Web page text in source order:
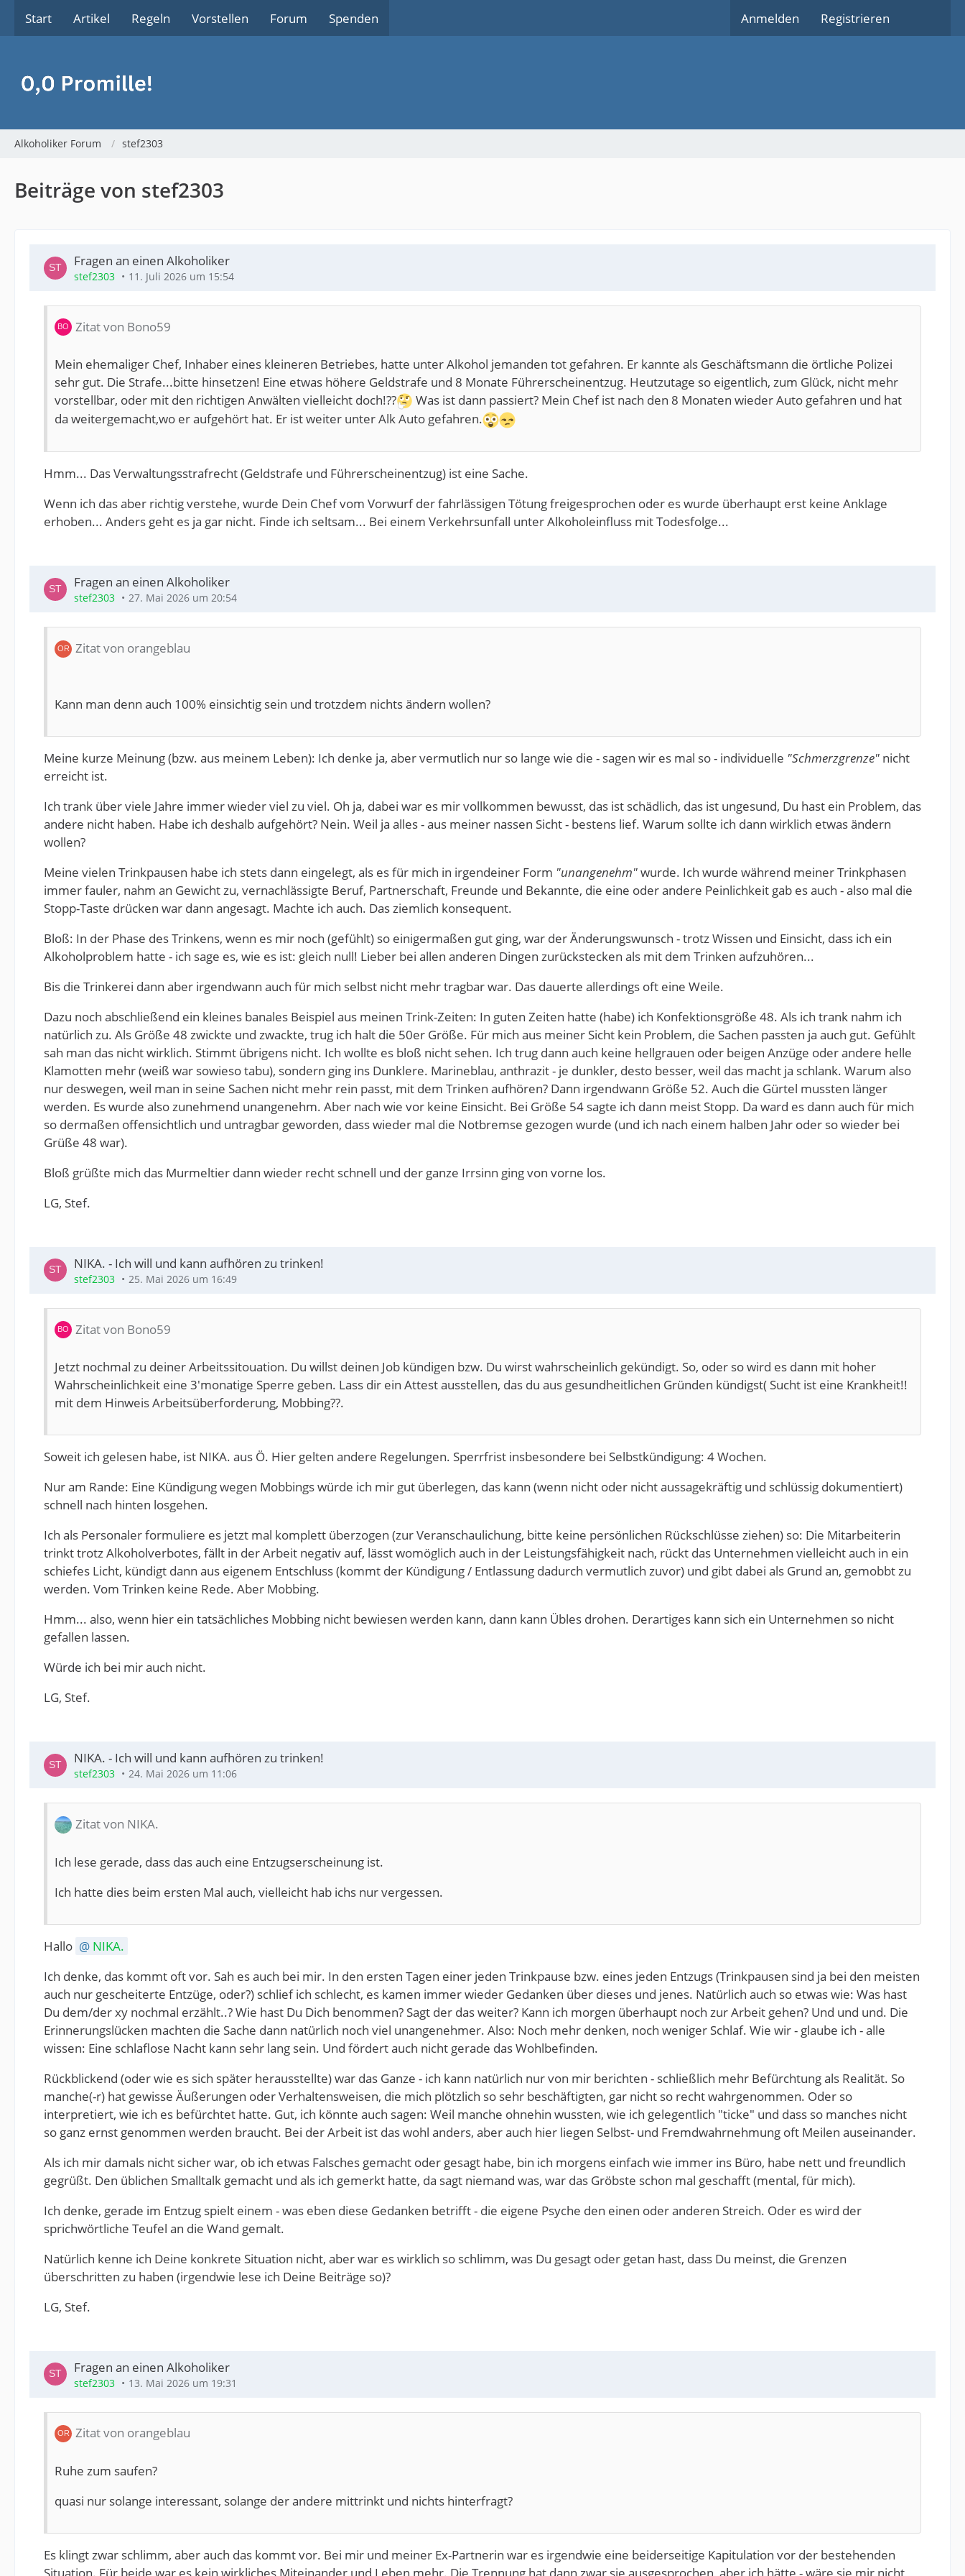
Start Artikel Regeln Vorstellen Forum Spenden Anmelden Registrieren
Alkoholiker Forum stef2303
Beiträge von stef2303
Fragen an einen Alkoholiker
stef2303 11. Juli 2026 um 15:54
Zitat von Bono59
Mein ehemaliger Chef, Inhaber eines kleineren Betriebes, hatte unter Alkohol jemanden tot gefahren. Er kannte als Geschäftsmann die örtliche Polizei
sehr gut. Die Strafe...bitte hinsetzen! Eine etwas höhere Geldstrafe und 8 Monate Führerscheinentzug. Heutzutage so eigentlich, zum Glück, nicht mehr
vorstellbar, oder mit den richtigen Anwälten vielleicht doch!??
Was ist dann passiert? Mein Chef ist nach den 8 Monaten wieder Auto gefahren und hat
da weitergemacht,wo er aufgehört hat. Er ist weiter unter Alk Auto gefahren.
Hmm... Das Verwaltungsstrafrecht (Geldstrafe und Führerscheinentzug) ist eine Sache.
Wenn ich das aber richtig verstehe, wurde Dein Chef vom Vorwurf der fahrlässigen Tötung freigesprochen oder es wurde überhaupt erst keine Anklage
erhoben... Anders geht es ja gar nicht. Finde ich seltsam... Bei einem Verkehrsunfall unter Alkoholeinfluss mit Todesfolge...
Fragen an einen Alkoholiker
stef2303 27. Mai 2026 um 20:54
Zitat von orangeblau
Kann man denn auch 100% einsichtig sein und trotzdem nichts ändern wollen?
Meine kurze Meinung (bzw. aus meinem Leben): Ich denke ja, aber vermutlich nur so lange wie die - sagen wir es mal so - individuelle "Schmerzgrenze" nicht
erreicht ist.
Ich trank über viele Jahre immer wieder viel zu viel. Oh ja, dabei war es mir vollkommen bewusst, das ist schädlich, das ist ungesund, Du hast ein Problem, das
andere nicht haben. Habe ich deshalb aufgehört? Nein. Weil ja alles - aus meiner nassen Sicht - bestens lief. Warum sollte ich dann wirklich etwas ändern
wollen?
Meine vielen Trinkpausen habe ich stets dann eingelegt, als es für mich in irgendeiner Form "unangenehm"wurde. Ich wurde während meiner Trinkphasen
immer fauler, nahm an Gewicht zu, vernachlässigte Beruf, Partnerschaft, Freunde und Bekannte, die eine oder andere Peinlichkeit gab es auch - also mal die
Stopp-Taste drücken war dann angesagt. Machte ich auch. Das ziemlich konsequent.
Bloß: In der Phase des Trinkens, wenn es mir noch (gefühlt) so einigermaßen gut ging, war der Änderungswunsch - trotz Wissen und Einsicht, dass ich ein
Alkoholproblem hatte - ich sage es, wie es ist: gleich null! Lieber bei allen anderen Dingen zurückstecken als mit dem Trinken aufzuhören...
Bis die Trinkerei dann aber irgendwann auch für mich selbst nicht mehr tragbar war. Das dauerte allerdings oft eine Weile.
Dazu noch abschließend ein kleines banales Beispiel aus meinen Trink-Zeiten: In guten Zeiten hatte (habe) ich Konfektionsgröße 48. Als ich trank nahm ich
natürlich zu. Als Größe 48 zwickte und zwackte, trug ich halt die 50er Größe. Für mich aus meiner Sicht kein Problem, die Sachen passten ja auch gut. Gefühlt
sah man das nicht wirklich. Stimmt übrigens nicht. Ich wollte es bloß nicht sehen. Ich trug dann auch keine hellgrauen oder beigen Anzüge oder andere helle
Klamotten mehr (weiß war sowieso tabu), sondern ging ins Dunklere. Marineblau, anthrazit - je dunkler, desto besser, weil das macht ja schlank. Warum also
nur deswegen, weil man in seine Sachen nicht mehr rein passt, mit dem Trinken aufhören? Dann irgendwann Größe 52. Auch die Gürtel mussten länger
werden. Es wurde also zunehmend unangenehm. Aber nach wie vor keine Einsicht. Bei Größe 54 sagte ich dann meist Stopp. Da ward es dann auch für mich
so dermaßen offensichtlich und untragbar geworden, dass wieder mal die Notbremse gezogen wurde (und ich nach einem halben Jahr oder so wieder bei
Grüße 48 war).
Bloß grüßte mich das Murmeltier dann wieder recht schnell und der ganze Irrsinn ging von vorne los.
LG, Stef.
NIKA. - Ich will und kann aufhören zu trinken!
stef2303 25. Mai 2026 um 16:49
Zitat von Bono59
Jetzt nochmal zu deiner Arbeitssitouation. Du willst deinen Job kündigen bzw. Du wirst wahrscheinlich gekündigt. So, oder so wird es dann mit hoher
Wahrscheinlichkeit eine 3'monatige Sperre geben. Lass dir ein Attest ausstellen, das du aus gesundheitlichen Gründen kündigst( Sucht ist eine Krankheit!!
mit dem Hinweis Arbeitsüberforderung, Mobbing??.
Soweit ich gelesen habe, ist NIKA. aus Ö. Hier gelten andere Regelungen. Sperrfrist insbesondere bei Selbstkündigung: 4 Wochen.
Nur am Rande: Eine Kündigung wegen Mobbings würde ich mir gut überlegen, das kann (wenn nicht oder nicht aussagekräftig und schlüssig dokumentiert)
schnell nach hinten losgehen.
Ich als Personaler formuliere es jetzt mal komplett überzogen (zur Veranschaulichung, bitte keine persönlichen Rückschlüsse ziehen) so: Die Mitarbeiterin
trinkt trotz Alkoholverbotes, fällt in der Arbeit negativ auf, lässt womöglich auch in der Leistungsfähigkeit nach, rückt das Unternehmen vielleicht auch in ein
schiefes Licht, kündigt dann aus eigenem Entschluss (kommt der Kündigung / Entlassung dadurch vermutlich zuvor) und gibt dabei als Grund an, gemobbt zu
werden. Vom Trinken keine Rede. Aber Mobbing.
Hmm... also, wenn hier ein tatsächliches Mobbing nicht bewiesen werden kann, dann kann Übles drohen. Derartiges kann sich ein Unternehmen so nicht
gefallen lassen.
Würde ich bei mir auch nicht.
LG, Stef.
NIKA. - Ich will und kann aufhören zu trinken!
stef2303 24. Mai 2026 um 11:06
Zitat von NIKA.
Ich lese gerade, dass das auch eine Entzugserscheinung ist.
Ich hatte dies beim ersten Mal auch, vielleicht hab ichs nur vergessen.
Hallo
NIKA.
Ich denke, das kommt oft vor. Sah es auch bei mir. In den ersten Tagen einer jeden Trinkpause bzw. eines jeden Entzugs (Trinkpausen sind ja bei den meisten
auch nur gescheiterte Entzüge, oder?) schlief ich schlecht, es kamen immer wieder Gedanken über dieses und jenes. Natürlich auch so etwas wie: Was hast
Du dem/der xy nochmal erzählt..? Wie hast Du Dich benommen? Sagt der das weiter? Kann ich morgen überhaupt noch zur Arbeit gehen? Und und und. Die
Erinnerungslücken machten die Sache dann natürlich noch viel unangenehmer. Also: Noch mehr denken, noch weniger Schlaf. Wie wir - glaube ich - alle
wissen: Eine schlaflose Nacht kann sehr lang sein. Und fördert auch nicht gerade das Wohlbefinden.
Rückblickend (oder wie es sich später herausstellte) war das Ganze - ich kann natürlich nur von mir berichten - schließlich mehr Befürchtung als Realität. So
manche(-r) hat gewisse Äußerungen oder Verhaltensweisen, die mich plötzlich so sehr beschäftigten, gar nicht so recht wahrgenommen. Oder so
interpretiert, wie ich es befürchtet hatte. Gut, ich könnte auch sagen: Weil manche ohnehin wussten, wie ich gelegentlich "ticke" und dass so manches nicht
so ganz ernst genommen werden braucht. Bei der Arbeit ist das wohl anders, aber auch hier liegen Selbst- und Fremdwahrnehmung oft Meilen auseinander.
Als ich mir damals nicht sicher war, ob ich etwas Falsches gemacht oder gesagt habe, bin ich morgens einfach wie immer ins Büro, habe nett und freundlich
gegrüßt. Den üblichen Smalltalk gemacht und als ich gemerkt hatte, da sagt niemand was, war das Gröbste schon mal geschafft (mental, für mich).
Ich denke, gerade im Entzug spielt einem - was eben diese Gedanken betrifft - die eigene Psyche den einen oder anderen Streich. Oder es wird der
sprichwörtliche Teufel an die Wand gemalt.
Natürlich kenne ich Deine konkrete Situation nicht, aber war es wirklich so schlimm, was Du gesagt oder getan hast, dass Du meinst, die Grenzen
überschritten zu haben (irgendwie lese ich Deine Beiträge so)?
LG, Stef.
Fragen an einen Alkoholiker
stef2303 13. Mai 2026 um 19:31
Zitat von orangeblau
Ruhe zum saufen?
quasi nur solange interessant, solange der andere mittrinkt und nichts hinterfragt?
Es klingt zwar schlimm, aber auch das kommt vor. Bei mir und meiner Ex-Partnerin war es irgendwie eine beiderseitige Kapitulation vor der bestehenden